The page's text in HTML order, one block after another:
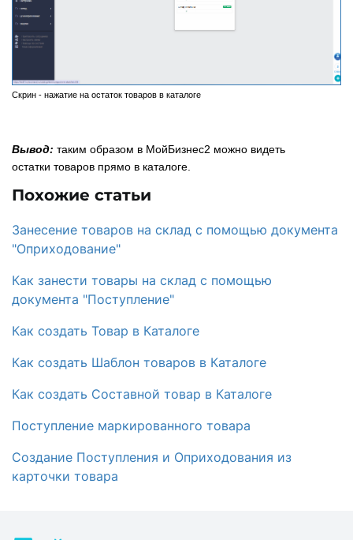
Скрин - нажатие на остаток товаров в каталоге
Вывод: таким образом в МойБизнес2 можно видеть
остатки товаров прямо в каталоге.
Похожие статьи
Занесение товаров на склад с помощью документа
"Оприходование"
Как занести товары на склад с помощью
документа "Поступление"
Как создать Товар в Каталоге
Как создать Шаблон товаров в Каталоге
Как создать Составной товар в Каталоге
Поступление маркированного товара
Создание Поступления и Оприходования из
карточки товара